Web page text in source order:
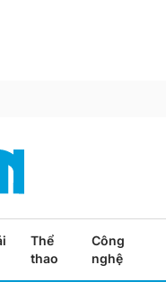
Thể
thao
Công
nghệ